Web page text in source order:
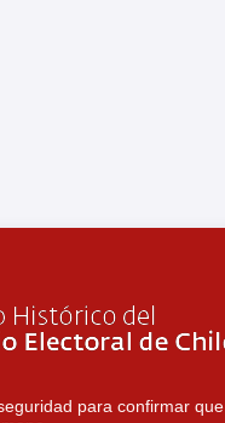
para confirmar que